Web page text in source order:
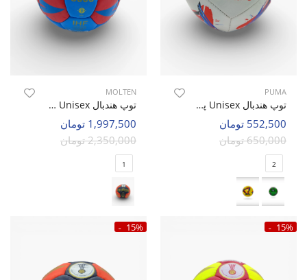
PUMA
توپ هندبال Unisex پوما Game Force U
552,500 تومان
650,000 تومان
2
MOLTEN
توپ هندبال Unisex مولتن Molten 5000 U
1,997,500 تومان
2,350,000 تومان
1
15%
15%